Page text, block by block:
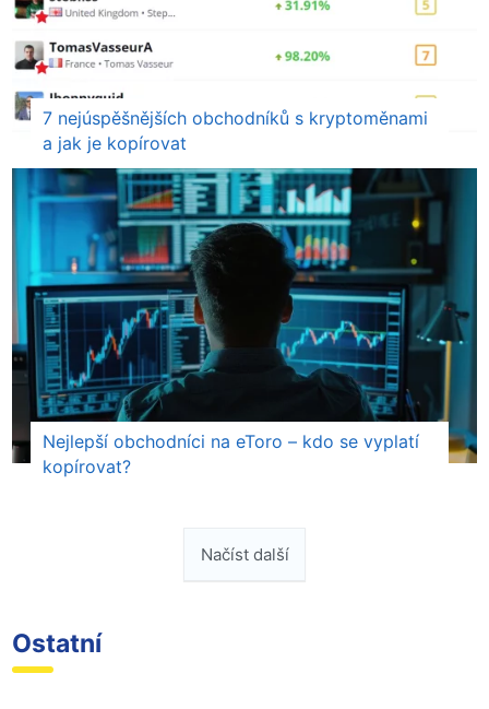
7 nejúspěšnějších obchodníků s kryptoměnami
a jak je kopírovat
Nejlepší obchodníci na eToro – kdo se vyplatí
kopírovat?
Načíst další
Ostatní